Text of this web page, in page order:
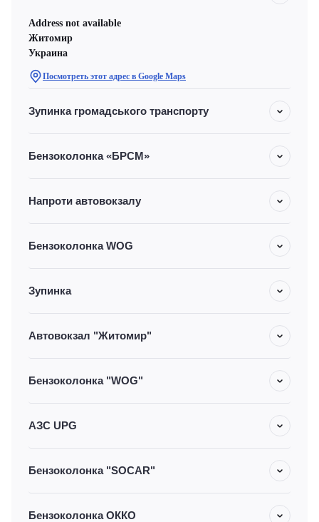
Address not available
Житомир
Украина
Посмотреть этот адрес в Google Maps
Зупинка громадського транспорту
Бензоколонка «БРСМ»
Напроти автовокзалу
Бензоколонка WOG
Зупинка
Автовокзал "Житомир"
Бензоколонка "WOG"
АЗС UPG
Бензоколонка "SOCAR"
Бензоколонка ОККО